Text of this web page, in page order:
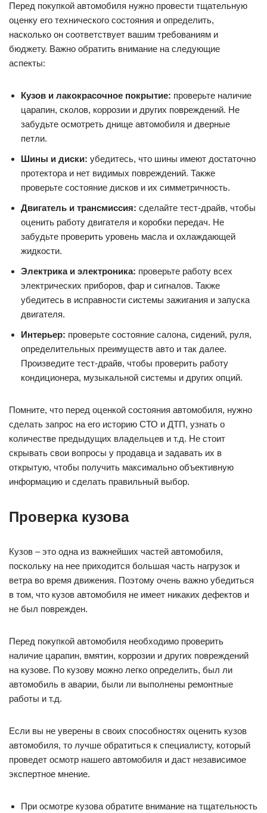
Перед покупкой автомобиля нужно провести тщательную
оценку его технического состояния и определить,
насколько он соответствует вашим требованиям и
бюджету. Важно обратить внимание на следующие
аспекты:
Кузов и лакокрасочное покрытие: проверьте наличие
царапин, сколов, коррозии и других повреждений. Не
забудьте осмотреть днище автомобиля и дверные
петли.
Шины и диски: убедитесь, что шины имеют достаточно
протектора и нет видимых повреждений. Также
проверьте состояние дисков и их симметричность.
Двигатель и трансмиссия: сделайте тест-драйв, чтобы
оценить работу двигателя и коробки передач. Не
забудьте проверить уровень масла и охлаждающей
жидкости.
Электрика и электроника: проверьте работу всех
электрических приборов, фар и сигналов. Также
убедитесь в исправности системы зажигания и запуска
двигателя.
Интерьер: проверьте состояние салона, сидений, руля,
определительных преимуществ авто и так далее.
Произведите тест-драйв, чтобы проверить работу
кондиционера, музыкальной системы и других опций.
Помните, что перед оценкой состояния автомобиля, нужно
сделать запрос на его историю СТО и ДТП, узнать о
количестве предыдущих владельцев и т.д. Не стоит
скрывать свои вопросы у продавца и задавать их в
открытую, чтобы получить максимально объективную
информацию и сделать правильный выбор.
Проверка кузова
Кузов – это одна из важнейших частей автомобиля,
поскольку на нее приходится большая часть нагрузок и
ветра во время движения. Поэтому очень важно убедиться
в том, что кузов автомобиля не имеет никаких дефектов и
не был поврежден.
Перед покупкой автомобиля необходимо проверить
наличие царапин, вмятин, коррозии и других повреждений
на кузове. По кузову можно легко определить, был ли
автомобиль в аварии, были ли выполнены ремонтные
работы и т.д.
Если вы не уверены в своих способностях оценить кузов
автомобиля, то лучше обратиться к специалисту, который
проведет осмотр нашего автомобиля и даст независимое
экспертное мнение.
При осмотре кузова обратите внимание на тщательность